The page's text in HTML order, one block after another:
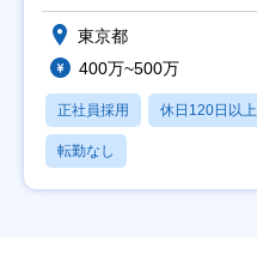
東京都
400万~500万
正社員採用 休日120日以上
転勤なし